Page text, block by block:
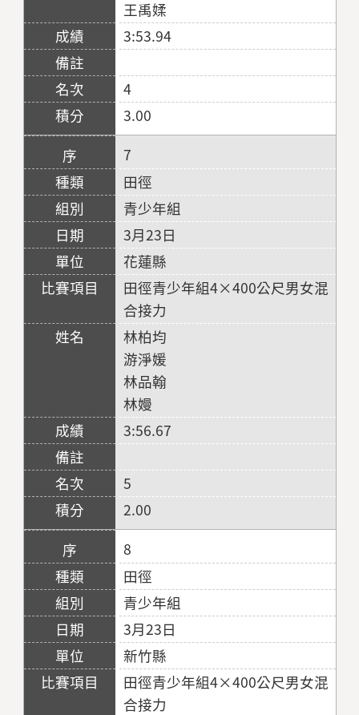
王禹媃
3:53.94
4
3.00
7
田徑
青少年組
3月23日
花蓮縣
田徑青少年組4×400公尺男女混
合接力
林柏均
游淨媛
林品翰
林嫚
3:56.67
5
2.00
8
田徑
青少年組
3月23日
新竹縣
田徑青少年組4×400公尺男女混
合接力